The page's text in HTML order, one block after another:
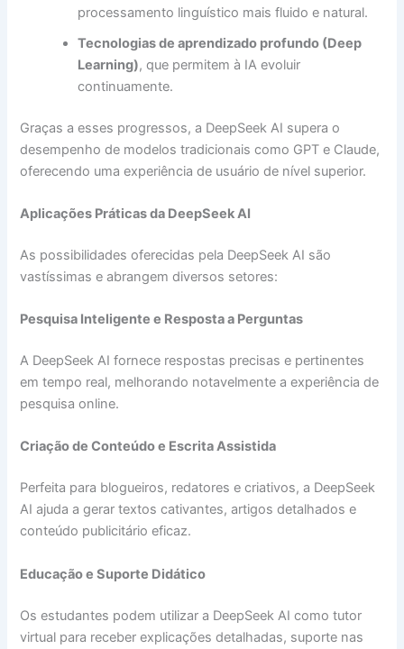
processamento linguístico mais fluido e natural.
Tecnologias de aprendizado profundo (Deep
Learning), que permitem à IA evoluir
continuamente.
Graças a esses progressos, a DeepSeek AI supera o
desempenho de modelos tradicionais como GPT e Claude,
oferecendo uma experiência de usuário de nível superior.
Aplicações Práticas da DeepSeek AI
As possibilidades oferecidas pela DeepSeek AI são
vastíssimas e abrangem diversos setores:
Pesquisa Inteligente e Resposta a Perguntas
A DeepSeek AI fornece respostas precisas e pertinentes
em tempo real, melhorando notavelmente a experiência de
pesquisa online.
Criação de Conteúdo e Escrita Assistida
Perfeita para blogueiros, redatores e criativos, a DeepSeek
AI ajuda a gerar textos cativantes, artigos detalhados e
conteúdo publicitário eficaz.
Educação e Suporte Didático
Os estudantes podem utilizar a DeepSeek AI como tutor
virtual para receber explicações detalhadas, suporte nas